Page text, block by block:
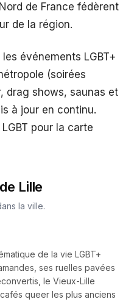
de France fédèrent
de la région.
événements LGBT+
(soirées
drag shows, saunas et
à jour en continu.
pour la carte
Lille
la ville.
de la vie LGBT+
ses ruelles pavées
le Vieux-Lille
queer les plus anciens